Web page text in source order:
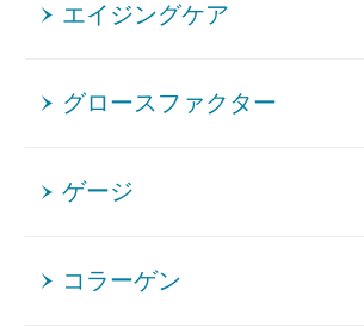
エイジングケア
グロースファクター
ゲージ
コラーゲン